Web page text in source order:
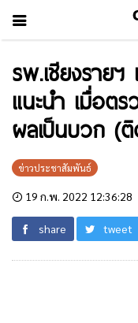
รพ.เชียงราย
แนะนำ เมื่อต
ผลเป็นบวก (ติ
ข่าวประชาสัมพันธ์
19 ก.พ. 2022 12:36:28
share tweet